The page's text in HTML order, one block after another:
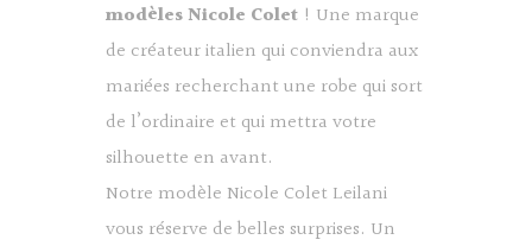
modèles Nicole Colet ! Une marque
de créateur italien qui conviendra aux
mariées recherchant une robe qui sort
de l’ordinaire et qui mettra votre
silhouette en avant.
Notre modèle Nicole Colet Leilani
vous réserve de belles surprises. Un